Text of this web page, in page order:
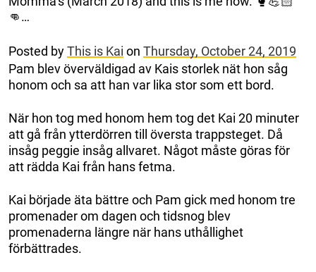
👊…
Posted byThis is Kai on Thursday, October 24, 2019
Pam blev överväldigad av Kais storlek nät hon såg
honom och sa att han var lika stor som ett bord.
När hon tog med honom hem tog det Kai 20 minuter
att gå från ytterdörren till översta trappsteget. Då
insåg peggie insåg allvaret. Något måste göras för
att rädda Kai från hans fetma.
Kai började äta bättre och Pam gick med honom tre
promenader om dagen och tidsnog blev
promenaderna längre när hans uthållighet
förbättrades.